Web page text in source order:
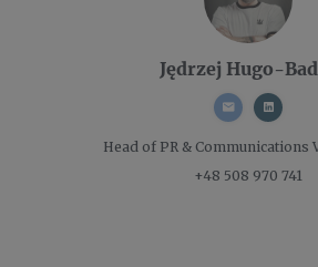
Jędrzej Hugo-
Head of PR & Communications
+48 508 970 741